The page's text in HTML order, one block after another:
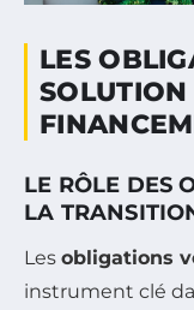
LES
SOLUTION
LE RÔLE DES
LA
Les obligations
instrument clé